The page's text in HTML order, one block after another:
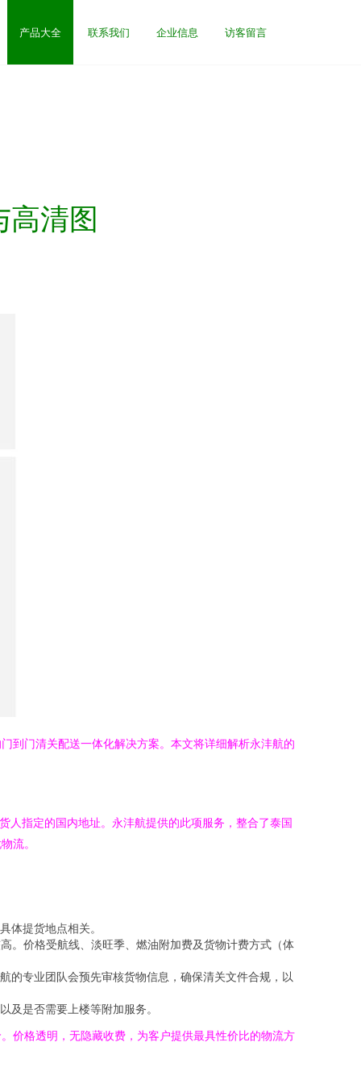
产品大全 联系我们 企业信息 访客留言
高清图
到门清关配送一体化解决方案。本文将详细解析永沣航的
人指定的国内地址。永沣航提供的此项服务，整合了泰国
流。
体提货地点相关。
。价格受航线、淡旺季、燃油附加费及货物计费方式（体
的专业团队会预先审核货物信息，确保清关文件合规，以
及是否需要上楼等附加服务。
价格透明，无隐藏收费，为客户提供最具性价比的物流方